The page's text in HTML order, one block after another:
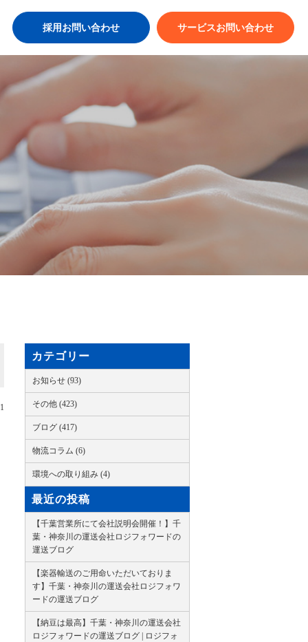
採用お問い合わせ サービスお問い合わせ
カテゴリー
お知らせ (93)
その他 (423)
ブログ (417)
物流コラム (6)
環境への取り組み (4)
最近の投稿
【千葉営業所にて会社説明会開催！】千
葉・神奈川の運送会社ロジフォワードの
運送ブログ
【楽器輸送のご用命いただいておりま
す】千葉・神奈川の運送会社ロジフォワ
ードの運送ブログ
【納豆は最高】千葉・神奈川の運送会社
ロジフォワードの運送ブログ | ロジフォ